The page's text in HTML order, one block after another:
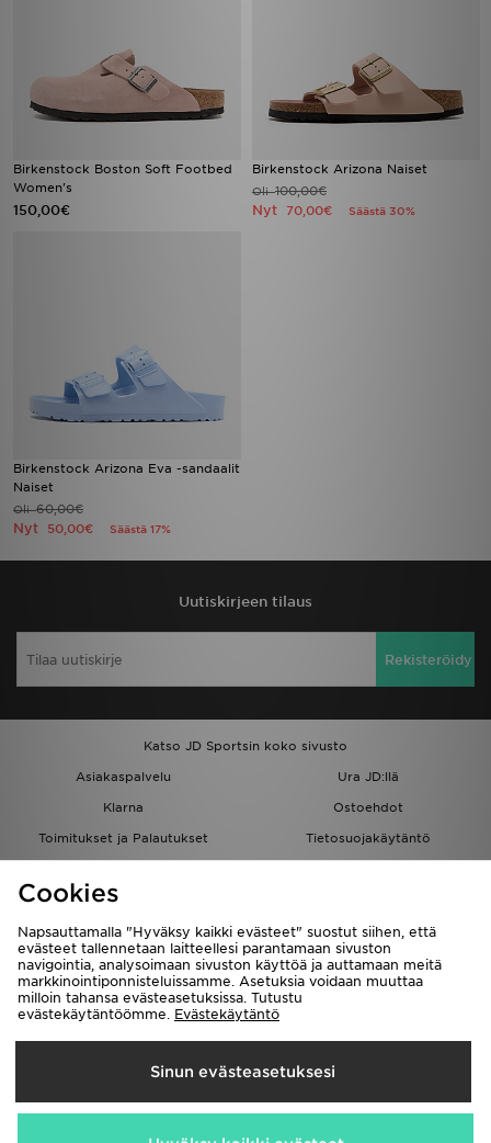
Birkenstock Boston Soft Footbed
Women's
150,00€
Birkenstock Arizona Naiset
Oli100,00€
Nyt 70,00€ Säästä 30%
Birkenstock Arizona Eva -sandaalit
Naiset
Oli60,00€
Nyt 50,00€ Säästä 17%
Uutiskirjeen tilaus
Rekisteröidy
Katso JD Sportsin koko sivusto
Asiakaspalvelu
Ura JD:llä
Klarna
Ostoehdot
Toimitukset ja Palautukset
Tietosuojakäytäntö
Löydä myymälä
Kumppanuusohjelma
JD Blog
Toimitetaan
Suomi
Me hyväksymme seuraavat maksutavat
Cookies
Napsauttamalla "Hyväksy kaikki evästeet" suostut siihen, että
evästeet tallennetaan laitteellesi parantamaan sivuston
navigointia, analysoimaan sivuston käyttöä ja auttamaan meitä
markkinointiponnisteluissamme. Asetuksia voidaan muuttaa
milloin tahansa evästeasetuksissa. Tutustu
evästekäytäntöömme. Evästekäytäntö
Sinun evästeasetuksesi